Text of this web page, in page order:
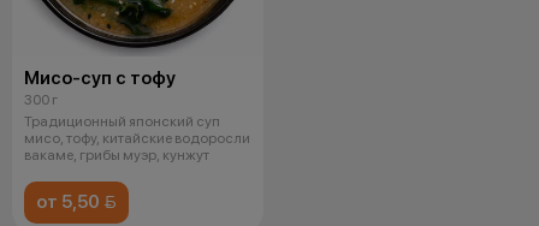
Мисо-суп с тофу
300 г
Традиционный японский суп
мисо, тофу, китайские водоросли
вакаме, грибы муэр, кунжут
от 5,50 